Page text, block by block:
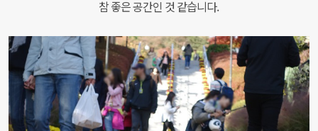
참 좋은 공간인 것 같습니다.